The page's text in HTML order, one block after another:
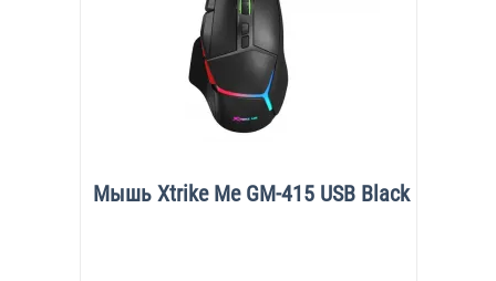
Мышь Xtrike Me GM-415 USB Black